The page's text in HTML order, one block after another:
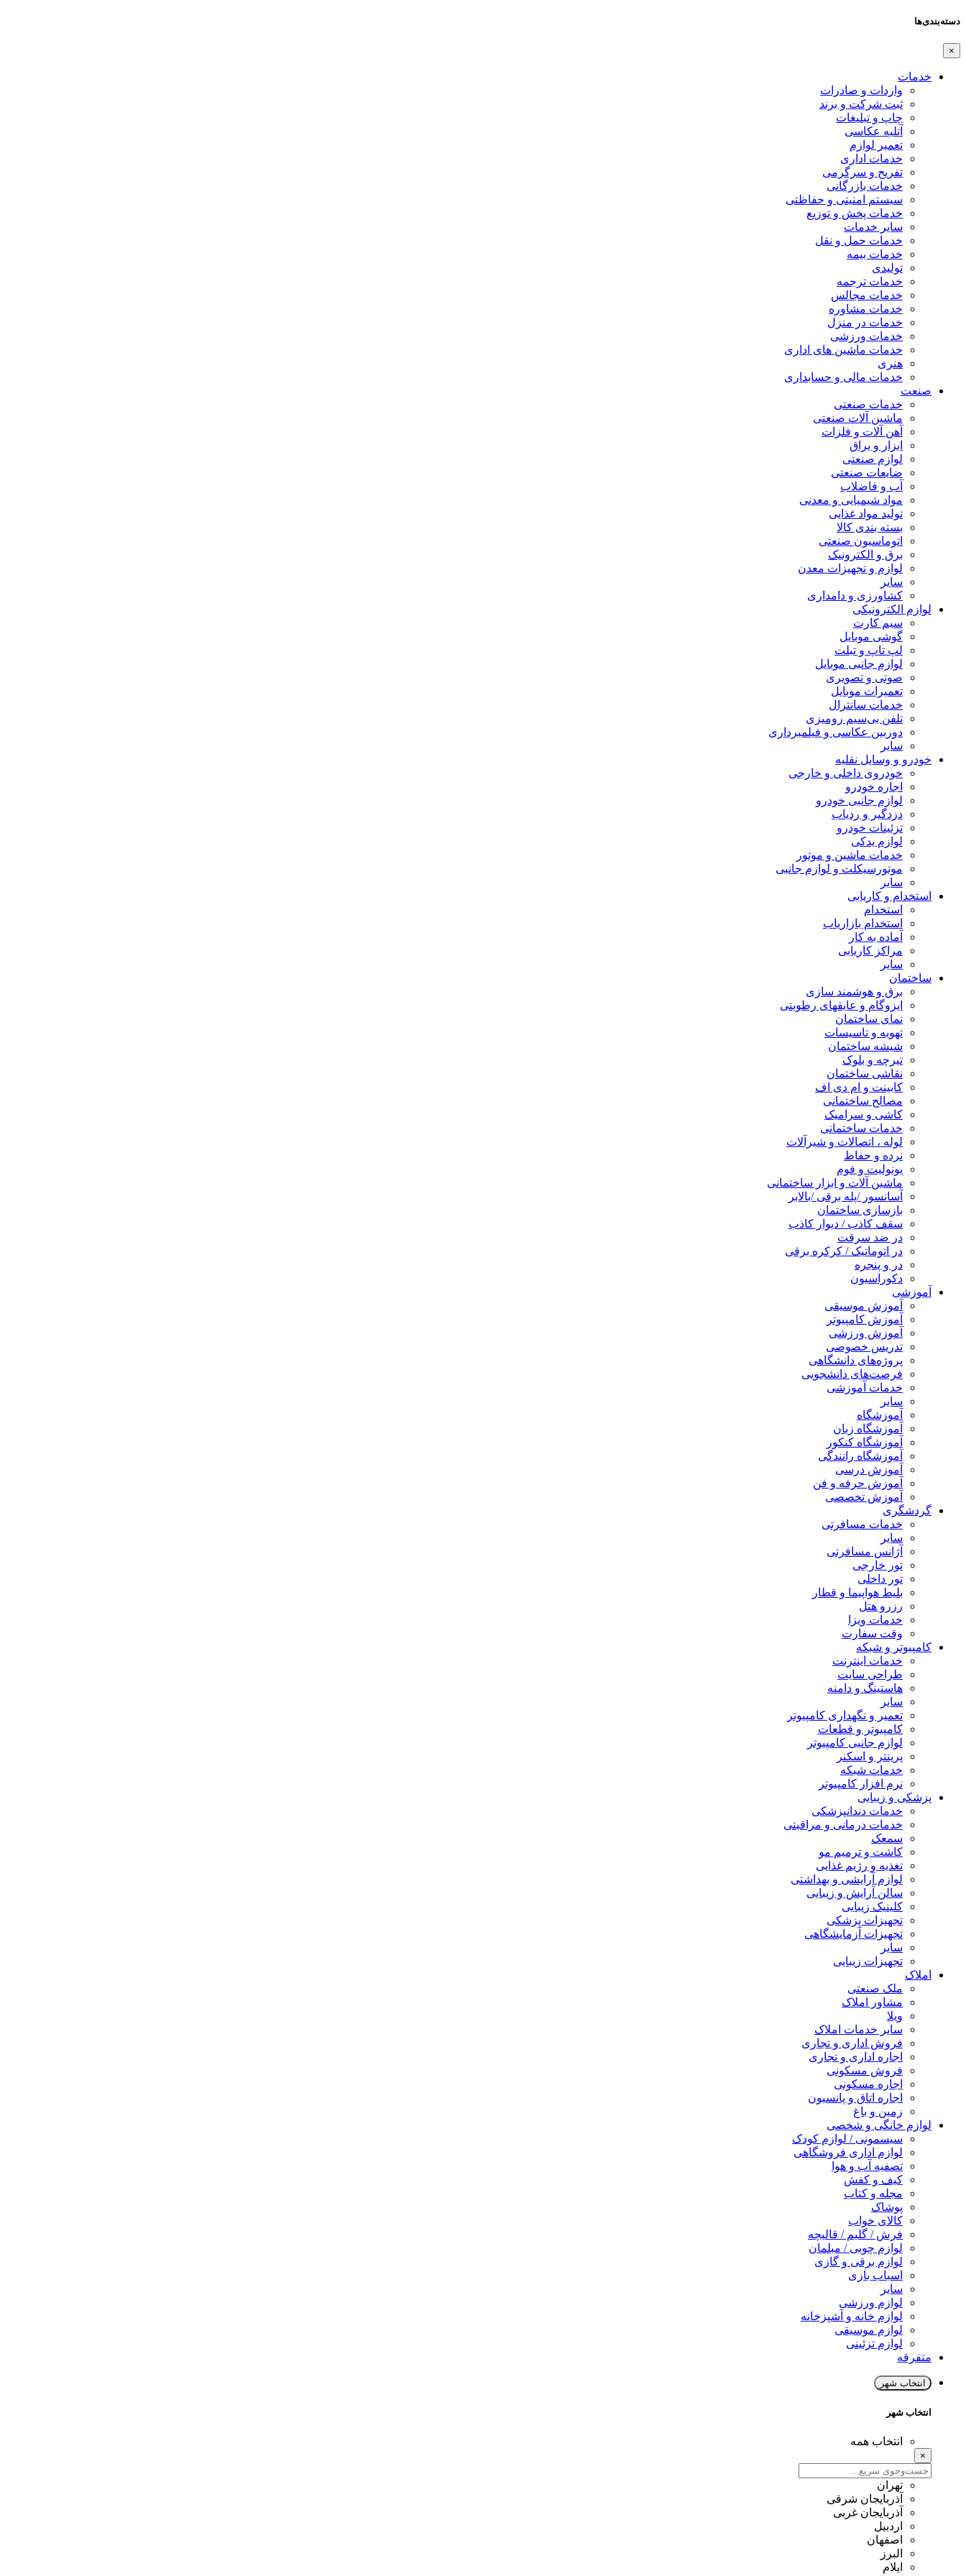
دسته‌بندی‌ها
×
خدمات
واردات و صادرات
ثبت شرکت و برند
چاپ و تبلیغات
آتلیه عکاسی
تعمیر لوازم
خدمات اداری
تفریح و سرگرمی
خدمات بازرگانی
سیستم امنیتی و حفاظتی
خدمات پخش و توزیع
سایر خدمات
خدمات حمل و نقل
خدمات بیمه
تولیدی
خدمات ترجمه
خدمات مجالس
خدمات مشاوره
خدمات در منزل
خدمات ورزشی
خدمات ماشین های اداری
هنری
خدمات مالی و حسابداری
صنعت
خدمات صنعتی
ماشین آلات صنعتی
آهن آلات و فلزات
ابزار و یراق
لوازم صنعتی
ضایعات صنعتی
آب و فاضلاب
مواد شیمیایی و معدنی
تولید مواد غذایی
بسته بندی کالا
اتوماسیون صنعتی
برق و الکترونیک
لوازم و تجهیزات معدن
سایر
کشاورزی و دامداری
لوازم الکترونیکی
سیم کارت
گوشی موبایل
لپ تاپ و تبلت
لوازم جانبی موبایل
صوتی و تصویری
تعمیرات موبایل
خدمات سانترال
تلفن بی‌سیم رومیزی
دوربین عکاسی و فیلمبرداری
سایر
خودرو و وسایل نقلیه
خودروی داخلی و خارجی
اجاره خودرو
لوازم جانبی خودرو
دزدگیر و ردیاب
تزئینات خودرو
لوازم یدکی
خدمات ماشین و موتور
موتورسیکلت و لوازم جانبی
سایر
استخدام و کاریابی
استخدام
استخدام بازاریاب
آماده به کار
مراکز کاریابی
سایر
ساختمان
برق و هوشمند سازی
ایزوگام و عایقهای رطوبتی
نمای ساختمان
تهویه و تاسیسات
شیشه ساختمان
تیرچه و بلوک
نقاشی ساختمان
کابینت و ام دی اف
مصالح ساختمانی
کاشی و سرامیک
خدمات ساختمانی
لوله ، اتصالات و شیرآلات
نرده و حفاظ
یونولیت و فوم
ماشین آلات و ابزار ساختمانی
آسانسور /پله برقی /بالابر
بازسازی ساختمان
سقف کاذب / دیوار کاذب
در ضد سرقت
در اتوماتیک / کرکره برقی
در و پنجره
دکوراسیون
آموزشی
آموزش موسیقی
آموزش کامپیوتر
آموزش ورزشی
تدریس خصوصی
پروژه‌های دانشگاهی
فرصت‌های دانشجویی
خدمات آموزشی
سایر
آموزشگاه
آموزشگاه زبان
آموزشگاه کنکور
آموزشگاه رانندگی
آموزش درسی
آموزش حرفه و فن
آموزش تخصصی
گردشگری
خدمات مسافرتی
سایر
آژانس مسافرتی
تور خارجی
تور داخلی
بلیط هواپیما و قطار
رزرو هتل
خدمات ویزا
وقت سفارت
کامپیوتر و شبکه
خدمات اینترنت
طراحی سایت
هاستینگ و دامنه
سایر
تعمیر و نگهداری کامپیوتر
کامپیوتر و قطعات
لوازم جانبی کامپیوتر
پرینتر و اسکنر
خدمات شبکه
نرم افزار کامپیوتر
پزشکی و زیبایی
خدمات دندانپزشکی
خدمات درمانی و مراقبتی
سمعک
کاشت و ترمیم مو
تغذیه و رژیم غذایی
لوازم آرایشی و بهداشتی
سالن آرایش و زیبایی
کلینیک زیبایی
تجهیزات پزشکی
تجهیزات آزمایشگاهی
سایر
تجهیزات زیبایی
املاک
ملک صنعتی
مشاور املاک
ویلا
سایر خدمات املاک
فروش اداری و تجاری
اجاره اداری و تجاری
فروش مسکونی
اجاره مسکونی
اجاره اتاق و پانسیون
زمین و باغ
لوازم خانگی و شخصی
سیسمونی / لوازم کودک
لوازم اداری فروشگاهی
تصفیه آب و هوا
کیف و کفش
مجله و کتاب
پوشاک
کالای خواب
فرش / گلیم / قالیچه
لوازم چوبی / مبلمان
لوازم برقی و گازی
اسباب بازی
سایر
لوازم ورزشی
لوازم خانه و آشپزخانه
لوازم موسیقی
لوازم تزئینی
متفرقه
انتخاب شهر
انتخاب شهر
انتخاب همه
×
تهران
آذربایجان شرقی
آذربایجان غربی
اردبیل
اصفهان
البرز
ایلام